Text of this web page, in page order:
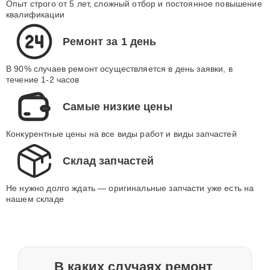
Опыт строго от 5 лет, сложный отбор и постоянное повышение
квалификации
Ремонт за 1 день
В 90% случаев ремонт осуществляется в день заявки, в
течение 1-2 часов
Самые низкие цены
Конкурентные цены на все виды работ и виды запчастей
Склад запчастей
Не нужно долго ждать — оригинальные запчасти уже есть на
нашем складе
В каких случаях ремонт